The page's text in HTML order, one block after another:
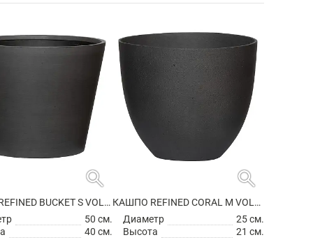
search
КАШПО REFINED BUCKET S VOLCANO BLACK
50 см.
40 см.
search
КАШПО REFINED CORAL M VOLCANO BLACK
Диаметр
25 см.
Высота
21 см.